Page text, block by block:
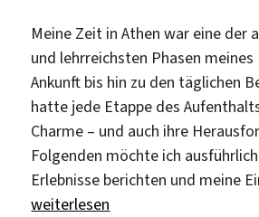
Meine Zeit in Athen war eine der
und lehrreichsten Phasen meines
Ankunft bis hin zu den täglichen
hatte jede Etappe des
Charme – und auch ihre
Folgenden möchte ich
Erlebnisse berichten und meine
„Praktikum in der Abteilung für
weiterlesen